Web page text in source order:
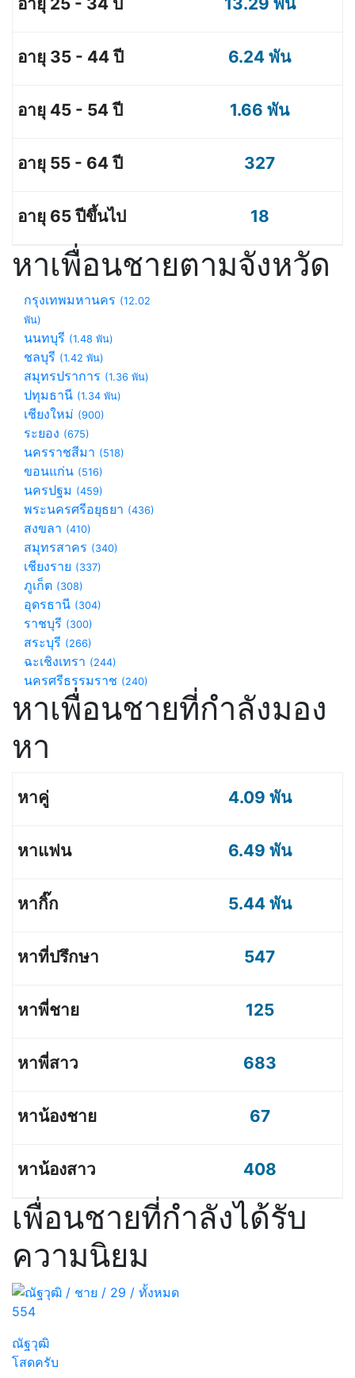
6.24 พัน
1.66 พัน
327
18
หาเพื่อนชายตามจังหวัด
กรุงเทพมหานคร (12.02
พัน)
นนทบุรี (1.48 พัน)
ชลบุรี (1.42 พัน)
สมุทรปราการ (1.36 พัน)
ปทุมธานี (1.34 พัน)
เชียงใหม่ (900)
ระยอง (675)
นครราชสีมา (518)
ขอนแก่น (516)
นครปฐม (459)
พระนครศรีอยุธยา (436)
สงขลา (410)
สมุทรสาคร (340)
เชียงราย (337)
ภูเก็ต (308)
อุดรธานี (304)
ราชบุรี (300)
สระบุรี (266)
ฉะเชิงเทรา (244)
นครศรีธรรมราช (240)
หาเพื่อนชายที่กำลังมอง
หา
4.09 พัน
6.49 พัน
5.44 พัน
547
125
683
67
408
เพื่อนชายที่กำลังได้รับ
ความนิยม
554
ณัฐวุฒิ
โสดครับ